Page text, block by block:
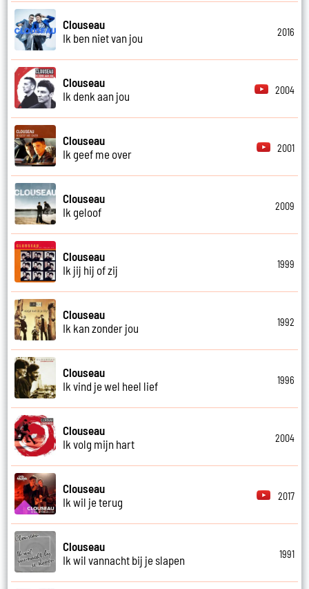
Clouseau
Ik ben niet van jou
2016
Clouseau
Ik denk aan jou
2004
Clouseau
Ik geef me over
2001
Clouseau
Ik geloof
2009
Clouseau
Ik jij hij of zij
1999
Clouseau
Ik kan zonder jou
1992
Clouseau
Ik vind je wel heel lief
1996
Clouseau
Ik volg mijn hart
2004
Clouseau
Ik wil je terug
2017
Clouseau
Ik wil vannacht bij je slapen
1991